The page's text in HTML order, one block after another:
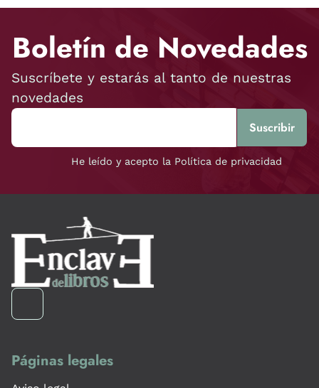
Boletín de Novedades
Suscríbete y estarás al tanto de nuestras
novedades
He leído y acepto la Política de privacidad
Páginas legales